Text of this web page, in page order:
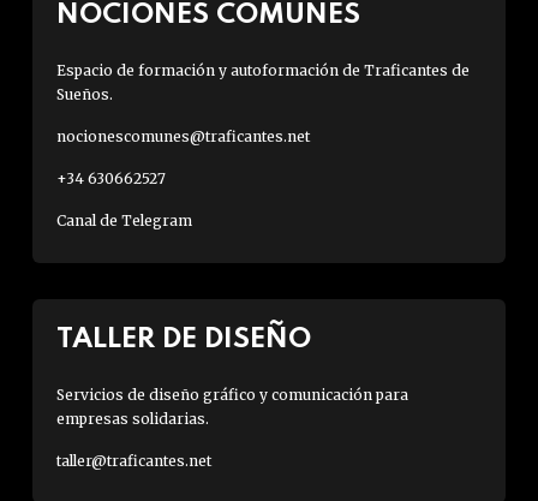
NOCIONES COMUNES
Espacio de formación y autoformación de Traficantes de
Sueños.
nocionescomunes@traficantes.net
+34 630662527
Canal de Telegram
TALLER DE DISEÑO
Servicios de diseño gráfico y comunicación para
empresas solidarias.
taller@traficantes.net